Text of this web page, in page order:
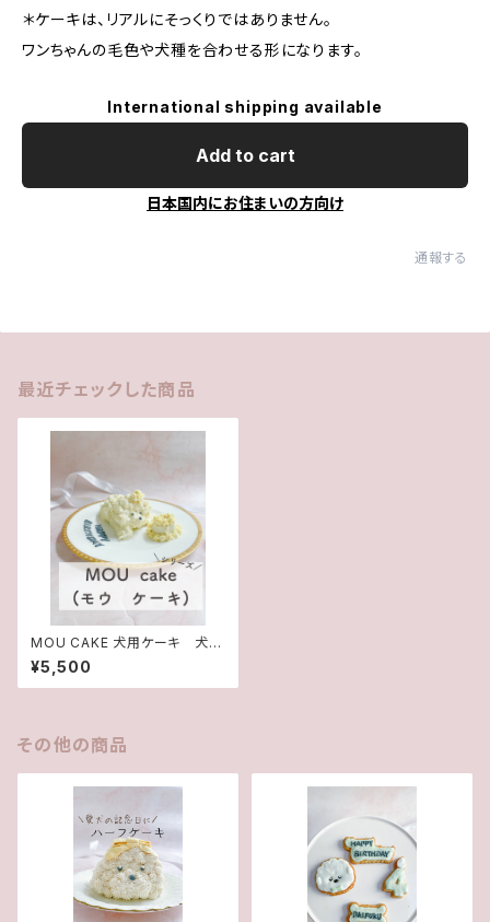
＊ケーキは、リアルにそっくりではありません。
ワンちゃんの毛色や犬種を合わせる形になります。
International shipping available
Add to cart
日本国内にお住まいの方向け
通報する
最近チェックした商品
MOU CAKE 犬用ケーキ 犬ケ
ーキ
¥5,500
その他の商品